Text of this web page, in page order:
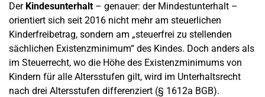
Der Kindesunterhalt– genauer: der Mindestunterhalt –
orientiert sich seit 2016 nicht mehr am steuerlichen
Kinderfreibetrag, sondern am „steuerfrei zu stellenden
sächlichen Existenzminimum“ des Kindes. Doch anders als
im Steuerrecht, wo die Höhe des Existenzminimums von
Kindern für alle Altersstufen gilt, wird im Unterhaltsrecht
nach drei Altersstufen differenziert (§ 1612a BGB).